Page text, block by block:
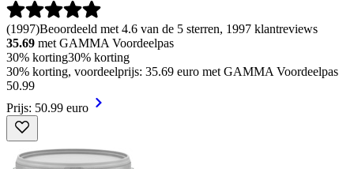
(1997)Beoordeeld met 4.6 van de 5 sterren, 1997 klantreviews
35.69 met GAMMA Voordeelpas
30% korting30% korting
30% korting, voordeelprijs: 35.69 euro met GAMMA Voordeelpas
50.99
Prijs: 50.99 euro